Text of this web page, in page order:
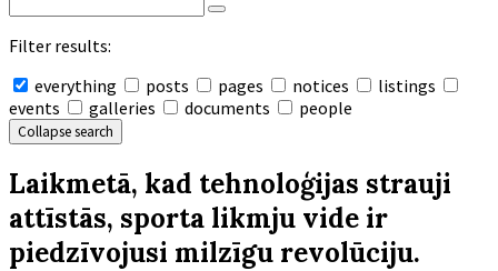
Filter results:
everything
posts pages notices
listings
events
galleries documents people
Collapse search
Laikmetā, kad tehnoloģijas strauji
attīstās, sporta likmju vide ir
piedzīvojusi milzīgu revolūciju.